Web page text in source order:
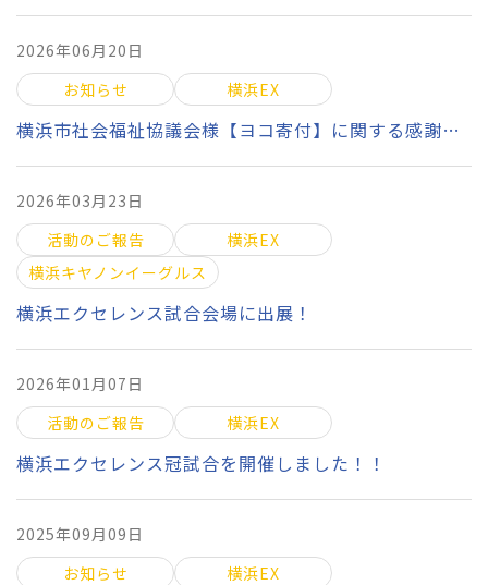
2026年06月20日
お知らせ
横浜EX
横浜市社会福祉協議会様【ヨコ寄付】に関する感謝状を頂戴しました
2026年03月23日
活動のご報告
横浜EX
横浜キヤノンイーグルス
横浜エクセレンス試合会場に出展！
2026年01月07日
活動のご報告
横浜EX
横浜エクセレンス冠試合を開催しました！！
2025年09月09日
お知らせ
横浜EX